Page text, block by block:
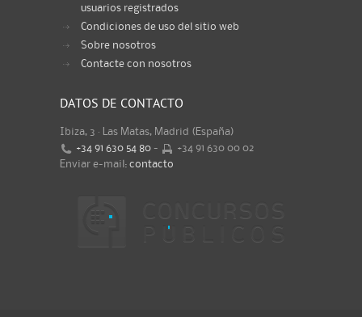
usuarios registrados
Condiciones de uso del sitio web
Sobre nosotros
Contacte con nosotros
DATOS DE CONTACTO
Ibiza, 3 · Las Matas, Madrid (España)
+34 91 630 54 80 -
+34 91 630 00 02
Enviar e-mail: contacto